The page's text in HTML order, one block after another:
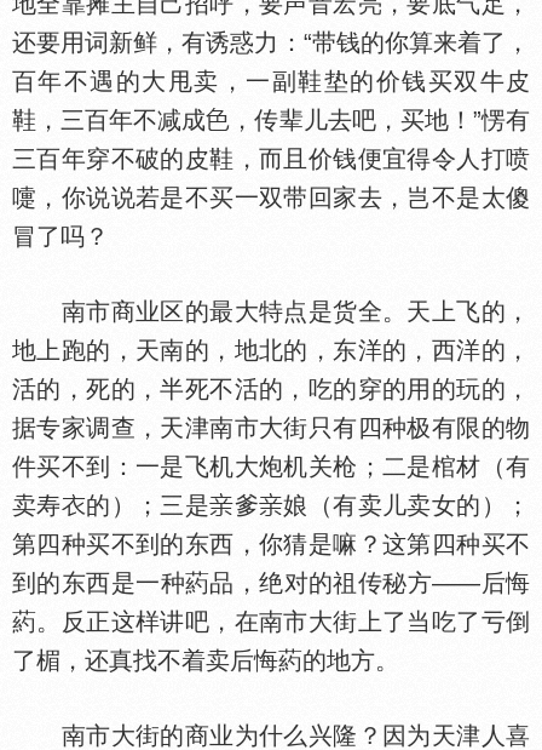
还要用词新鲜，有诱惑力：“带钱的你算来着了，
百年不遇的大甩卖，一副鞋垫的价钱买双牛皮
鞋，三百年不减成
，传辈儿去吧，买地！”愣有
三百年穿不破的皮鞋，而且价钱便宜得令人打喷
嚏，你说说若是不买一双带回家去，岂不是太傻
冒了吗？
南市商业区的最大特点是货全。天上飞的，
地上跑的，天南的，地北的，东洋的，西洋的，
活的，死的，半死不活的，吃的穿的用的玩的，
据专家调查，天津南市大街只有四种极有限的物
件买不到：一是飞机大炮机关枪；二是棺材（有
卖寿
的）；三是 爹
娘（有卖儿卖女的）；
第四种买不到的东西，你猜是嘛？这第四种买不
到的东西是一种葯品，绝对的祖传秘方——后悔
葯。反正这样讲吧，在南市大街上了当吃了亏倒
了楣，还真找不着卖后悔葯的地方。
南市大街的商业为什么兴隆？因为天津人喜